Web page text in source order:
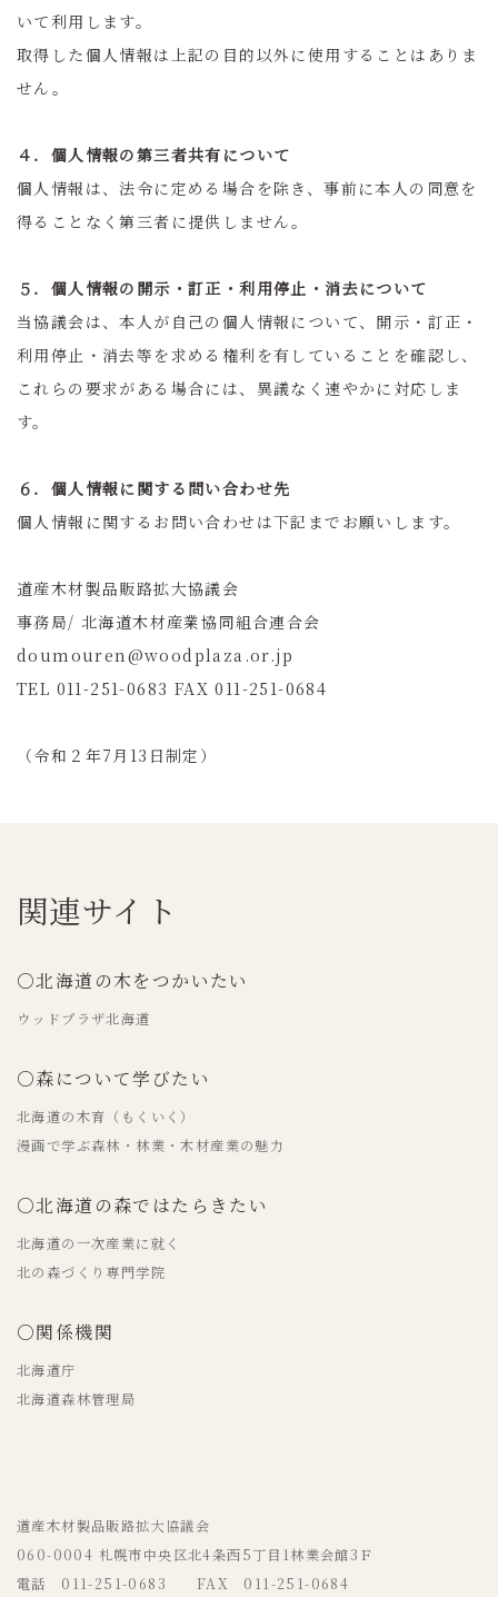
いて利用します。
取得した個人情報は上記の目的以外に使用することはありま
せん。
４．個人情報の第三者共有について
個人情報は、法令に定める場合を除き、事前に本人の同意を
得ることなく第三者に提供しません。
５．個人情報の開示・訂正・利用停止・消去について
当協議会は、本人が自己の個人情報について、開示・訂正・
利用停止・消去等を求める権利を有していることを確認し、
これらの要求がある場合には、異議なく速やかに対応しま
す。
６．個人情報に関する問い合わせ先
個人情報に関するお問い合わせは下記までお願いします。
道産木材製品販路拡大協議会
事務局/ 北海道木材産業協同組合連合会
doumouren@woodplaza.or.jp
TEL 011-251-0683 FAX 011-251-0684
（令和２年7月13日制定）
関連サイト
○北海道の木をつかいたい
ウッドプラザ北海道
○森について学びたい
北海道の木育（もくいく）
漫画で学ぶ森林・林業・木材産業の魅力
○北海道の森ではたらきたい
北海道の一次産業に就く
北の森づくり専門学院
○関係機関
北海道庁
北海道森林管理局
道産木材製品販路拡大協議会
060-0004 札幌市中央区北4条西5丁目1林業会館3Ｆ
電話 011-251-0683 FAX 011-251-0684